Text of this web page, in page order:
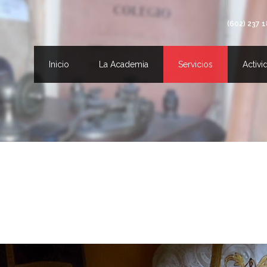
(602) 237
Inicio La Academia Servicios